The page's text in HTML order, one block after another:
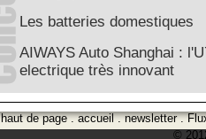
Les batteries domestiques
AIWAYS Auto Shanghai :
electrique très innovant
haut de page.accueil.newsletter.
©